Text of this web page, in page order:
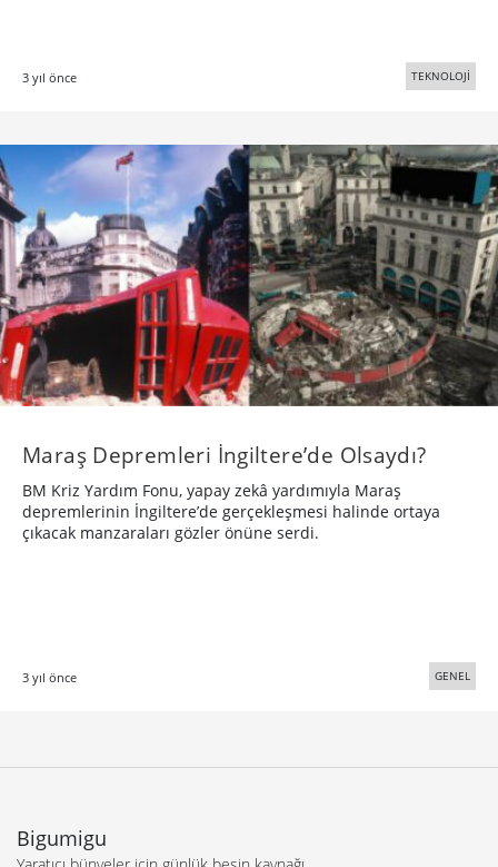
3 yıl önce TEKNOLOJİ
Maraş Depremleri İngiltere’de Olsaydı?
BM Kriz Yardım Fonu, yapay zekâ yardımıyla Maraş
depremlerinin İngiltere’de gerçekleşmesi halinde ortaya
çıkacak manzaraları gözler önüne serdi.
3 yıl önce GENEL
Bigumigu